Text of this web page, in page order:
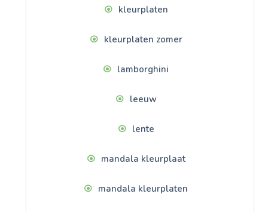
kleurplaten
kleurplaten zomer
lamborghini
leeuw
lente
mandala kleurplaat
mandala kleurplaten